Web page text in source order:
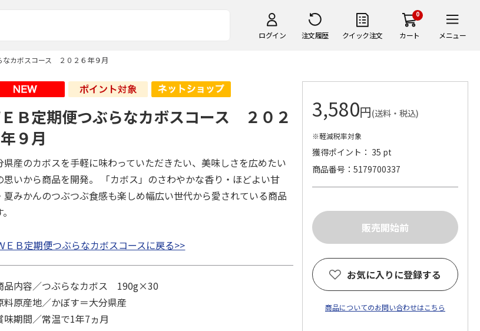
ログイン 注文履歴 クイック注文
0
カート メニュー
なカボスコース ２０２６年９月
Ｂ定期便つぶらなカボスコース ２０２
９月
県産のカボスを手軽に味わっていただきたい、美味しさを広めたい
思いから商品を開発。 「カボス」のさわやかな香り・ほどよい甘
夏みかんのつぶつぶ食感も楽しめ幅広い世代から愛されている商品
ＥＢ定期便つぶらなカボスコースに戻る>>
内容／つぶらなカボス 190g×30
原産地／かぼす＝大分県産
期間／常温で1年7ヵ月
3,580円(送料・税込)
※軽減税率対象
獲得ポイント： 35 pt
商品番号
5179700337
お気に入りに登録する
商品についてのお問い合わせはこちら